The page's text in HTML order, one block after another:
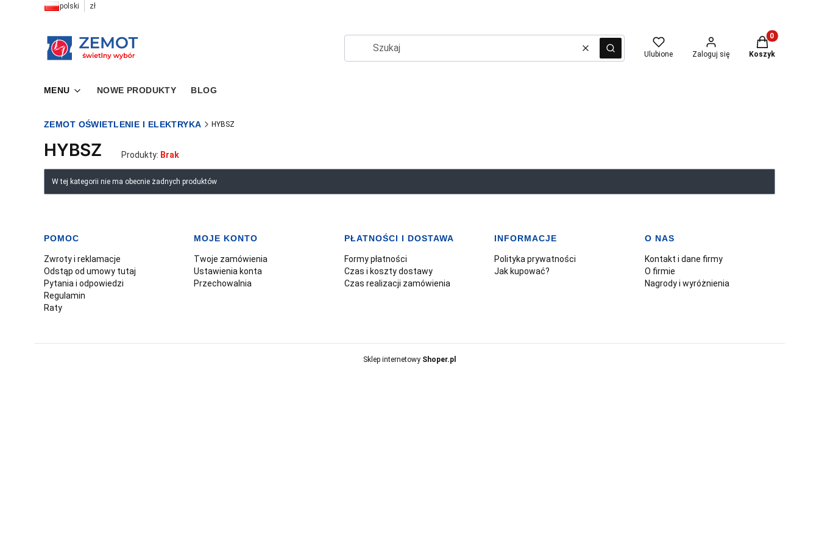
polski zł
WyczyśćSzukaj Ulubione Zaloguj się
Produkty w
Koszyk
MENU NOWE PRODUKTY BLOG
ZEMOT OŚWIETLENIE I ELEKTRYKA HYBSZ
HYBSZ Produkty: Brak
Lista produktów
W tej kategorii nie ma obecnie żadnych produktów
Linki w stopce
POMOC
Zwroty i reklamacje
Odstąp od umowy tutaj
Pytania i odpowiedzi
Regulamin
Raty
MOJE KONTO
Twoje zamówienia
Ustawienia konta
Przechowalnia
PŁATNOŚCI I DOSTAWA
Formy płatności
Czas i koszty dostawy
Czas realizacji zamówienia
INFORMACJE
Polityka prywatności
Jak kupować?
O NAS
Kontakt i dane firmy
O firmie
Nagrody i wyróżnienia
Sklep internetowy Shoper.pl